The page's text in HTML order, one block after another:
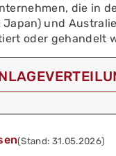
die in
Japan) und
oder gehandelt
(Stand: 31.05.2026)